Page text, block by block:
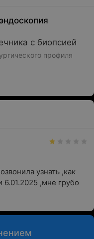
с биопсией
профиля
узнать ,как
6.01.2025 ,мне грубо